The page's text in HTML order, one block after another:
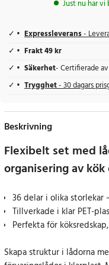
Just nu har vi
Expressleverans-
Frakt 49 kr
Säkerhet- Certifierade
Trygghet- 30 dagars
Beskrivning
Flexibelt set med
organisering av
36 delar i olika storlekar
Tillverkade i klar PET-
Perfekta för
Skapa struktur i lådorna